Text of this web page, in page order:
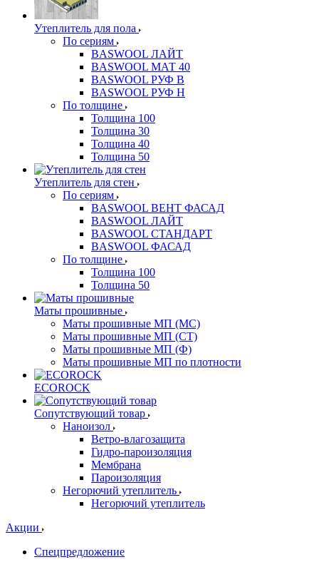
Утеплитель для пола
По сериям
BASWOOL ЛАЙТ
BASWOOL МАТ 40
BASWOOL РУФ В
BASWOOL РУФ Н
По толщине
Толщина 100
Толщина 30
Толщина 40
Толщина 50
Утеплитель для стен
По сериям
BASWOOL ВЕНТ ФАСАД
BASWOOL ЛАЙТ
BASWOOL СТАНДАРТ
BASWOOL ФАСАД
По толщине
Толщина 100
Толщина 50
Маты прошивные
Маты прошивные МП (МС)
Маты прошивные МП (СТ)
Маты прошивные МП (Ф)
Маты прошивные МП по плотности
ECOROCK
Сопутствующий товар
Наноизол
Ветро-влагозащита
Гидро-пароизоляция
Мембрана
Пароизоляция
Негорючий утеплитель
Негорючий утеплитель
Акции
Спецпредложение